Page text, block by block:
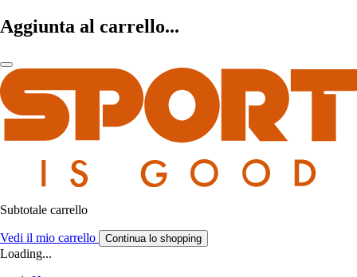
Aggiunta al carrello...
Subtotale carrello
Vedi il mio carrello Continua lo shopping
Loading...